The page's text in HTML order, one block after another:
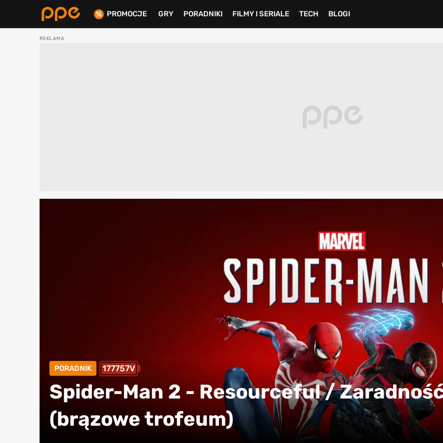
PROMOCJE GRY PORADNIKI FILMY I SERIALE TECH BLOGI
PORADNIK 177757V
Spider-Man 2 - Resourceful /
(brązowe trofeum)